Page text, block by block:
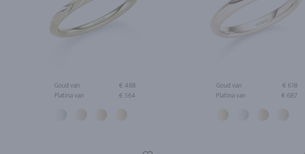
Goud van
€ 488
Platina van
€ 564
Goud van
€ 618
Platina van
€ 687